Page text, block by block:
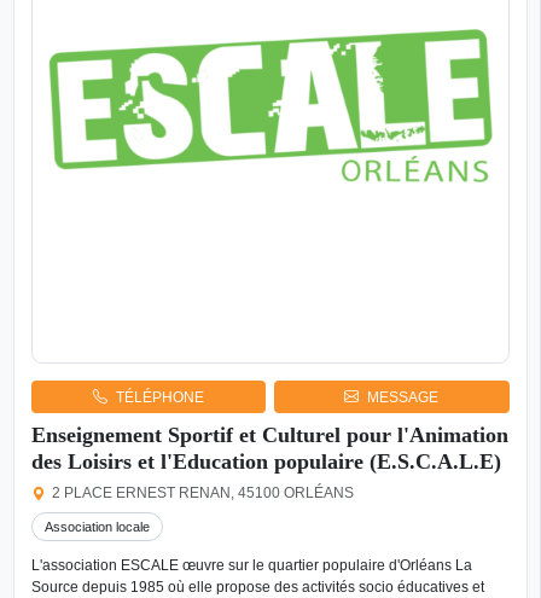
TÉLÉPHONE MESSAGE
Enseignement Sportif et Culturel pour l'Animation
des Loisirs et l'Education populaire (E.S.C.A.L.E)
2 PLACE ERNEST RENAN, 45100 ORLÉANS
Association locale
L'association ESCALE œuvre sur le quartier populaire d'Orléans La
Source depuis 1985 où elle propose des activités socio éducatives et